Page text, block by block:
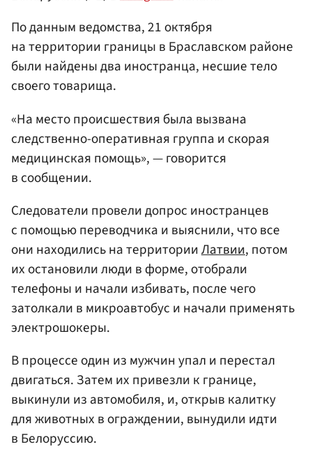
По данным ведомства, 21 октября
на территории границы в Браславском районе
были найдены два иностранца, несшие тело
своего товарища.
«На место происшествия была вызвана
следственно-оперативная группа и скорая
медицинская помощь», — говорится
в сообщении.
Следователи провели допрос иностранцев
с помощью переводчика и выяснили, что все
они находились на территорииЛатвии, потом
их остановили люди в форме, отобрали
телефоны и начали избивать, после чего
затолкали в микроавтобус и начали применять
электрошокеры.
В процессе один из мужчин упал и перестал
двигаться. Затем их привезли к границе,
выкинули из автомобиля, и, открыв калитку
для животных в ограждении, вынудили идти
в Белоруссию.